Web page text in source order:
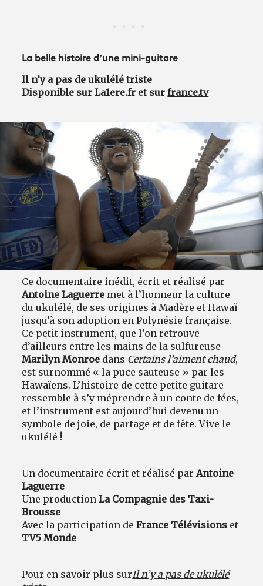
La belle histoire d’une mini-guitare
Il n’y a pas de ukulélé triste
Disponible sur La1ere.fr et surfrance.tv
Ce documentaire inédit, écrit et réalisé par
Antoine Laguerre met à l’honneur la culture
du ukulélé, de ses origines à Madère et Hawaï
jusqu’à son adoption en Polynésie française.
Ce petit instrument, que l’on retrouve
d’ailleurs entre les mains de la sulfureuse
Marilyn Monroe dans Certains l’aiment chaud,
est surnommé « la puce sauteuse » par les
Hawaïens. L’histoire de cette petite guitare
ressemble à s’y méprendre à un conte de fées,
et l’instrument est aujourd’hui devenu un
symbole de joie, de partage et de fête. Vive le
ukulélé !
Un documentaire écrit et réalisé parAntoine
Laguerre
Une productionLa Compagnie des Taxi-
Brousse
Avec la participation deFrance Télévisions et
TV5 Monde
Pour en savoir plus surIl n’y a pas de ukulélé